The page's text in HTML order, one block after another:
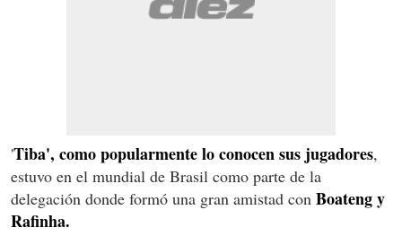
'Tiba', como popularmente lo conocen sus jugadores,
estuvo en el mundial de Brasil como parte de la
delegación donde formó una gran amistad con Boateng y
Rafinha.